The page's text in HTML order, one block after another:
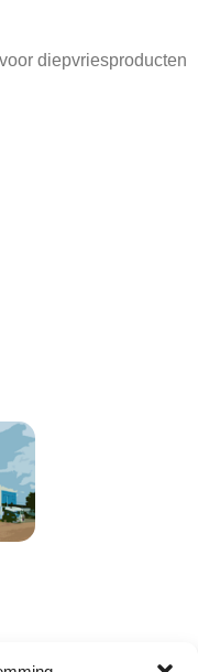
diepvriesproducten